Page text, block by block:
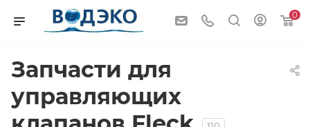
0
Запчасти для
управляющих